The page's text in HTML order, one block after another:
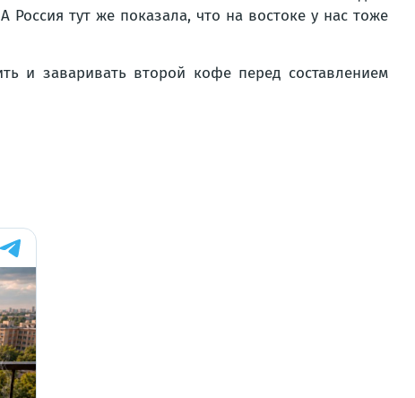
тут же показала, что на востоке у нас тоже
и заваривать второй кофе перед составлением